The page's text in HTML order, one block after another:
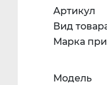
Артикул
Вид
Марка
Модель